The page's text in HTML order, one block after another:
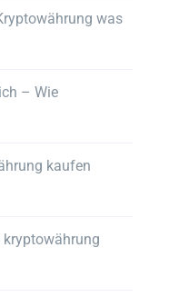
was
– Wie
kaufen